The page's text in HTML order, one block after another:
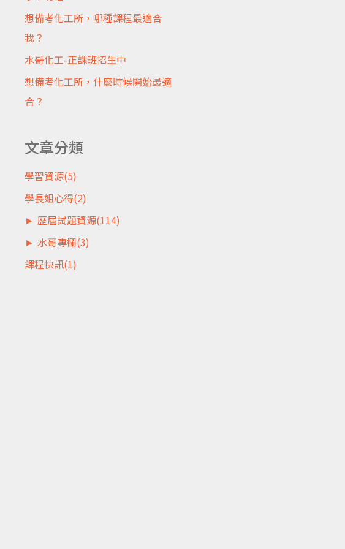
想備考化工所，哪種課程最適合
我？
水哥化工-正課班招生中
想備考化工所，什麼時候開始最適
合？
文章分類
學習資源(5)
學長姐心得(2)
► 歷屆試題資源(114)
► 水哥專欄(3)
課程快訊(1)